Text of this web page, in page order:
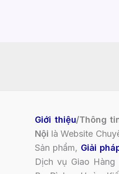
Giới thiệu/Thông
Nội là Website
Sản phẩm, Giải
Dịch vụ Giao